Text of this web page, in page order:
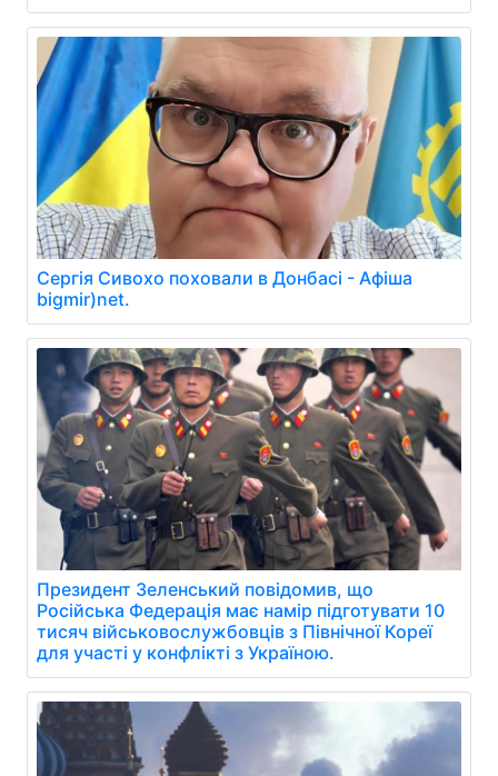
Сергія Сивохо поховали в Донбасі - Афіша
bigmir)net.
Президент Зеленський повідомив, що
Російська Федерація має намір підготувати 10
тисяч військовослужбовців з Північної Кореї
для участі у конфлікті з Україною.